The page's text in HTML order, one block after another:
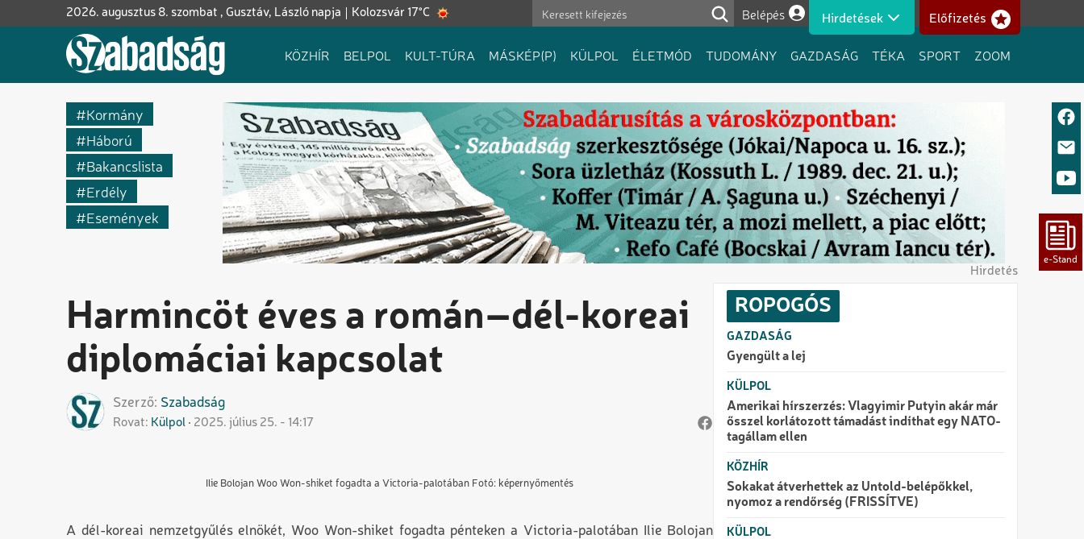
a
Kolozsvár 17°C
2026. augusztus 8. szombat , Gusztáv, László napja
Felhasználói fiók menüje
Belépés Hirdetések Előfizetés
Fő
KÖZHÍR BELPOL KULT-TÚRA MÁSKÉP(P) KÜLPOL ÉLETMÓD TUDOMÁNY GAZDASÁG TÉKA SPORT ZOOM
Kormány
Háború
Bakancslista
Erdély
Események
Hirdetés
Harmincöt éves a román–dél-koreai
diplomáciai kapcsolat
Szerző Szabadság
Rovat Külpol 2025. július 25. - 14:17
Ilie Bolojan Woo Won-shiket fogadta a Victoria-palotában Fotó: képernyőmentés
A dél-koreai nemzetgyűlés elnökét, Woo Won-shiket fogadta pénteken a Victoria-palotában Ilie Bolojan
ROPOGÓS
GAZDASÁG
Gyengült a lej
KÜLPOL
Amerikai hírszerzés: Vlagyimir Putyin akár már
ősszel korlátozott támadást indíthat egy NATO-
tagállam ellen
KÖZHÍR
Sokakat átverhettek az Untold-belépőkkel,
nyomoz a rendőrség (FRISSÍTVE)
KÜLPOL